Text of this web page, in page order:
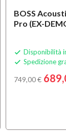
BOSS
Pro (EX-
 Disponibilità
 Spedizione
749,00 €